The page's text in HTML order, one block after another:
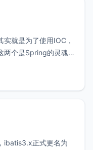
就是为了使用IOC，
两个是Spring的灵魂。
例。AOP就是典型的
设计模式，
ibatis3.x正式更名为